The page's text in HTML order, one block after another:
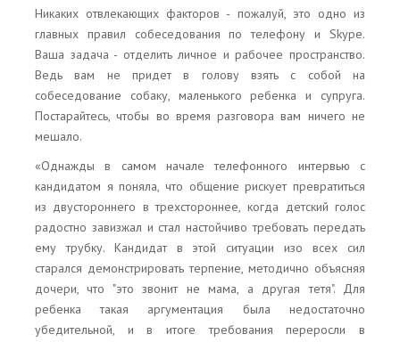
Никаких отвлекающих факторов - пожалуй, это одно из
главных правил собеседования по телефону и Skype.
Ваша задача - отделить личное и рабочее пространство.
Ведь вам не придет в голову взять с собой на
собеседование собаку, маленького ребенка и супруга.
Постарайтесь, чтобы во время разговора вам ничего не
мешало.
«Однажды в самом начале телефонного интервью с
кандидатом я поняла, что общение рискует превратиться
из двустороннего в трехстороннее, когда детский голос
радостно завизжал и стал настойчиво требовать передать
ему трубку. Кандидат в этой ситуации изо всех сил
старался демонстрировать терпение, методично объясняя
дочери, что "это звонит не мама, а другая тетя". Для
ребенка такая аргументация была недостаточно
убедительной, и в итоге требования переросли в